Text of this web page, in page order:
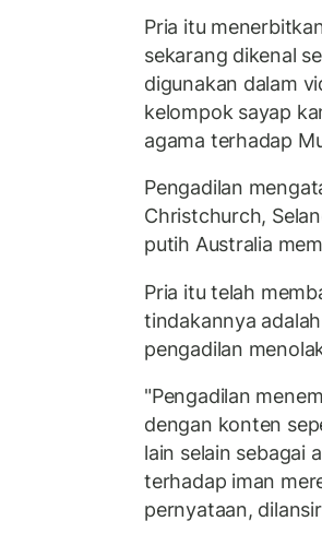
Pria itu
sekarang dikenal
digunakan dalam
kelompok sayap
agama terhadap
Pengadilan
Christchurch,
putih Australia
Pria itu telah
tindakannya
pengadilan
"Pengadilan
dengan konten
lain selain sebagai
terhadap iman
pernyataan,